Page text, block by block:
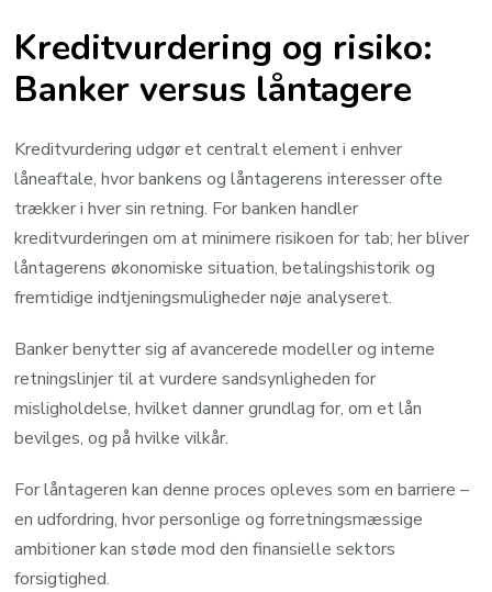
Kreditvurdering og risiko:
Banker versus låntagere
Kreditvurdering udgør et centralt element i enhver
låneaftale, hvor bankens og låntagerens interesser ofte
trækker i hver sin retning. For banken handler
kreditvurderingen om at minimere risikoen for tab; her bliver
låntagerens økonomiske situation, betalingshistorik og
fremtidige indtjeningsmuligheder nøje analyseret.
Banker benytter sig af avancerede modeller og interne
retningslinjer til at vurdere sandsynligheden for
misligholdelse, hvilket danner grundlag for, om et lån
bevilges, og på hvilke vilkår.
For låntageren kan denne proces opleves som en barriere –
en udfordring, hvor personlige og forretningsmæssige
ambitioner kan støde mod den finansielle sektors
forsigtighed.